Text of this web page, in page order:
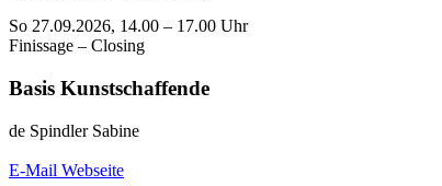
So 27.09.2026, 14.00 – 17.00 Uhr
Finissage – Closing
Basis Kunstschaffende
de Spindler Sabine
E-Mail Webseite